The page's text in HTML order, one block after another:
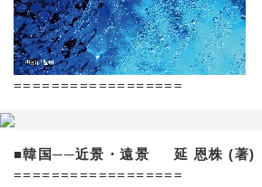
==================
■韓国──近景・遠景 延 恩株 (著)
==================